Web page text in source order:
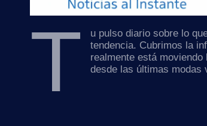
T
u pulso diario sobre lo
tendencia. Cubrimos la
realmente está moviendo
desde las últimas modas